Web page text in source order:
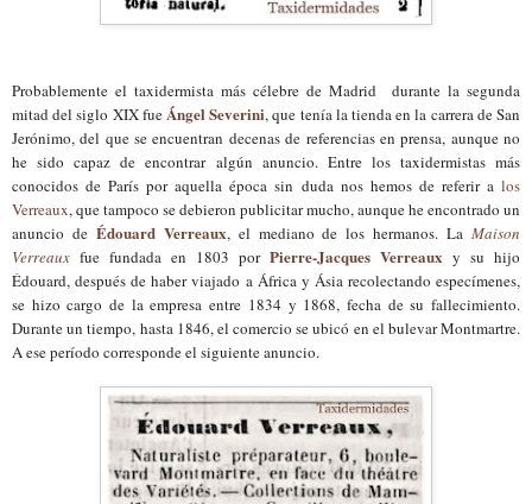
Probablemente el taxidermista más célebre de Madrid durante la segunda
mitad del siglo XIX fue Ángel Severini, que tenía la tienda en la carrera de San
Jerónimo, del que se encuentran decenas de referencias en prensa, aunque no
he sido capaz de encontrar algún anuncio. Entre los taxidermistas más
conocidos de París por aquella época sin duda nos hemos de referir a los
Verreaux, que tampoco se debieron publicitar mucho, aunque he encontrado un
anuncio de Édouard Verreaux, el mediano de los hermanos. LaMaison
Verreaux fue fundada en 1803 por Pierre-Jacques Verreaux y su hijo
Édouard, después de haber viajado a África y Ásia recolectando especímenes,
se hizo cargo de la empresa entre 1834 y 1868, fecha de su fallecimiento.
Durante un tiempo, hasta 1846, el comercio se ubicó en el bulevar Montmartre.
A ese período corresponde el siguiente anuncio.